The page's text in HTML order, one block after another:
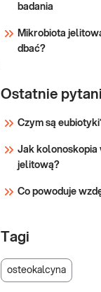
badania
Mikrobiota
dbać?
Ostatnie
Czym są
Jak kolonoskopia
jelitową?
Co powoduje
Tagi
osteokalcyna